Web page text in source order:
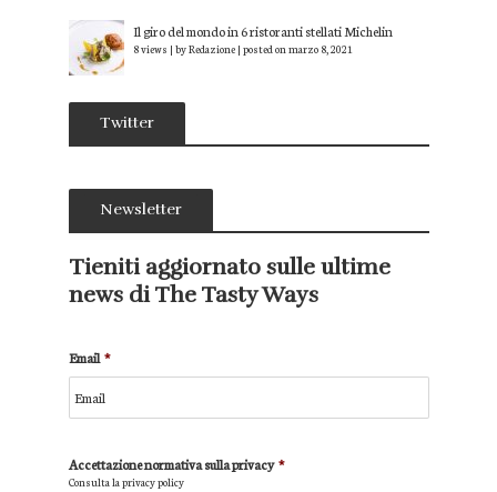
Il giro del mondo in 6 ristoranti stellati Michelin
8 views |byRedazione |posted on marzo 8, 2021
Twitter
Newsletter
Tieniti aggiornato sulle ultime
news di The Tasty Ways
Email *
Accettazione normativa sulla privacy *
Consulta laprivacy policy